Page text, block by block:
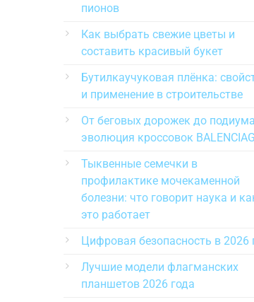
пионов
Как выбрать свежие цветы и
составить красивый букет
Бутилкаучуковая плёнка:
и применение в строительстве
От беговых дорожек до
эволюция кроссовок
Тыквенные семечки в
профилактике мочекаменной
болезни: что говорит наука и
это работает
Цифровая безопасность в 2026
Лучшие модели флагманских
планшетов 2026 года